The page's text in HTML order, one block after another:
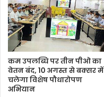
कम उपलब्धि पर तीन पीओ का
वेतन बंद, 10 अगस्त से बक्सर में
चलेगा विशेष पौधारोपण
अभियान